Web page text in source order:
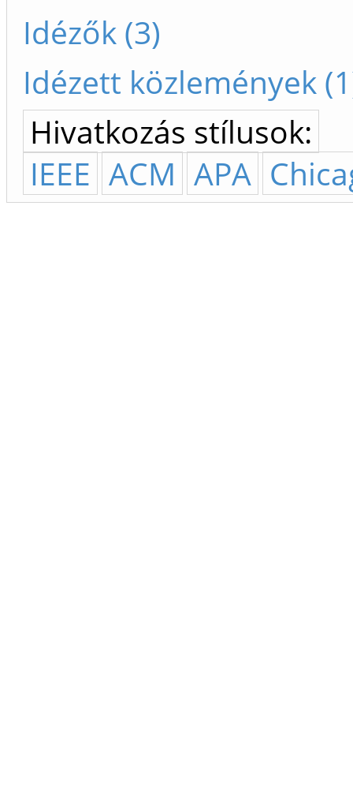
Idézők (3)
Idézett közlemények
Hivatkozás stílusok:
IEEE ACM APA